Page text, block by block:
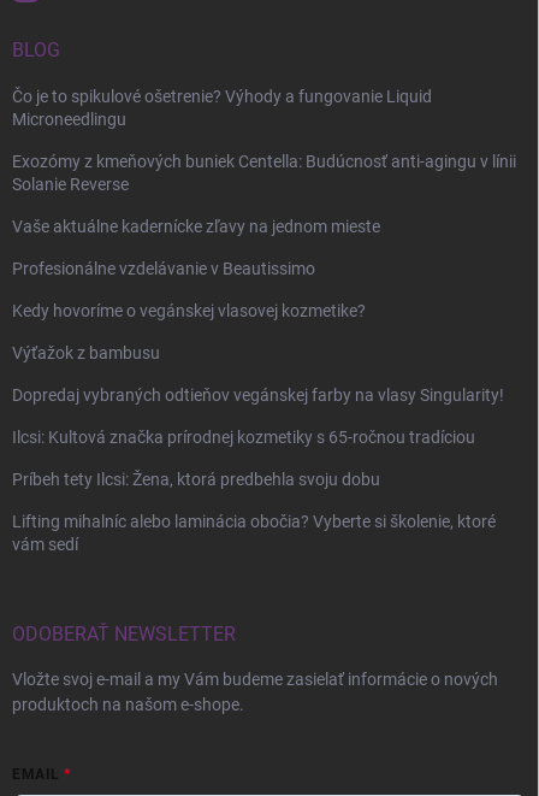
BLOG
Čo je to spikulové ošetrenie? Výhody a fungovanie Liquid
Microneedlingu
Exozómy z kmeňových buniek Centella: Budúcnosť anti-agingu v línii
Solanie Reverse
Vaše aktuálne kadernícke zľavy na jednom mieste
Profesionálne vzdelávanie v Beautissimo
Kedy hovoríme o vegánskej vlasovej kozmetike?
Výťažok z bambusu
Dopredaj vybraných odtieňov vegánskej farby na vlasy Singularity!
Ilcsi: Kultová značka prírodnej kozmetiky s 65-ročnou tradíciou
Príbeh tety Ilcsi: Žena, ktorá predbehla svoju dobu
Lifting mihalníc alebo laminácia obočia? Vyberte si školenie, ktoré
vám sedí
ODOBERAŤ NEWSLETTER
Vložte svoj e-mail a my Vám budeme zasielať informácie o nových
produktoch na našom e-shope.
EMAIL